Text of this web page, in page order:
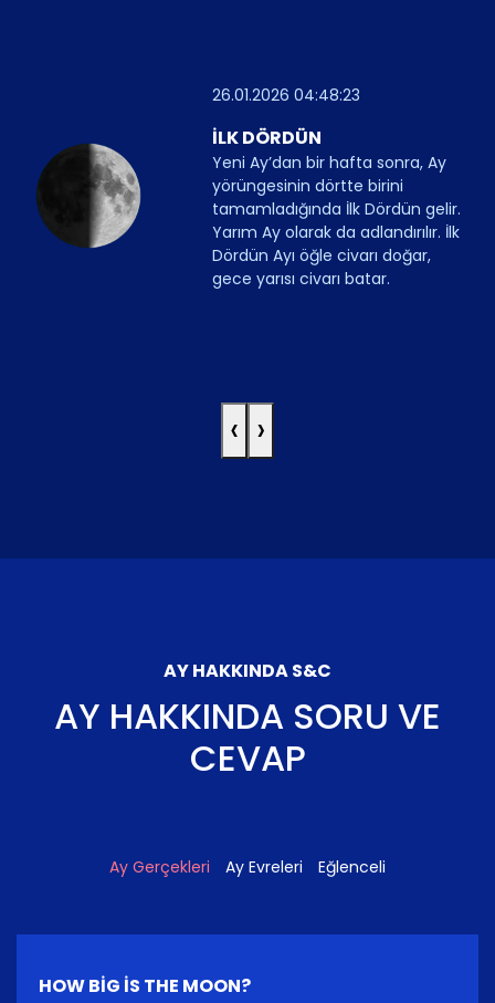
26.01.2026 04:48:23
İLK DÖRDÜN
Yeni Ay’dan bir hafta sonra, Ay
yörüngesinin dörtte birini
tamamladığında İlk Dördün gelir.
Yarım Ay olarak da adlandırılır. İlk
Dördün Ayı öğle civarı doğar,
gece yarısı civarı batar.
‹ ›
AY HAKKINDA S&C
AY HAKKINDA SORU VE
CEVAP
Ay Gerçekleri Ay Evreleri Eğlenceli
HOW BIG IS THE MOON?